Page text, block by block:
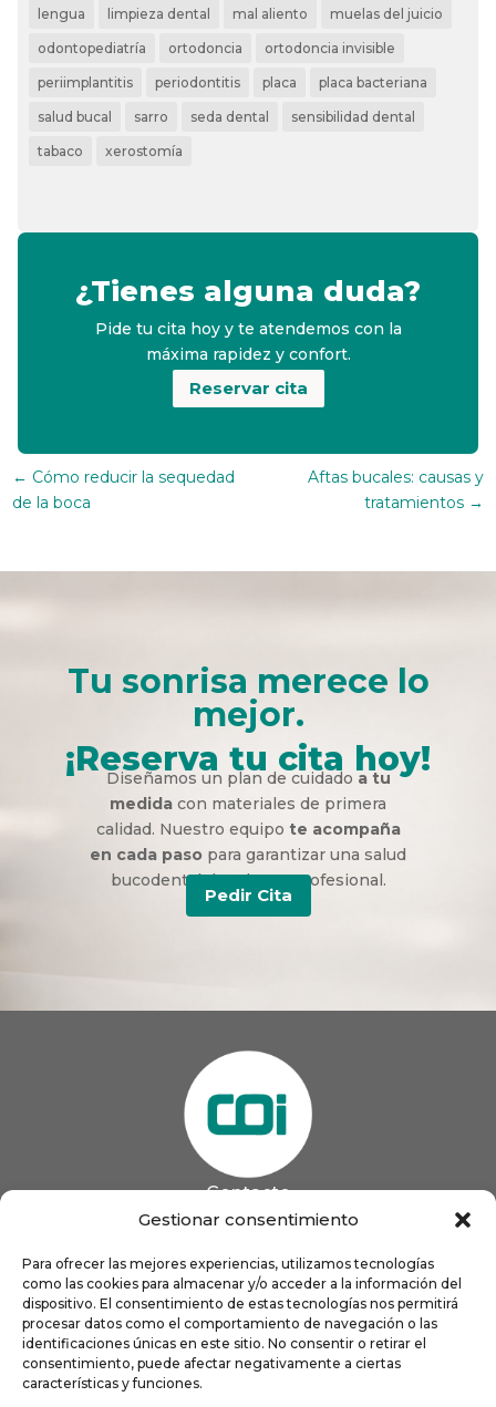
Gestionar consentimiento
Para ofrecer las mejores experiencias, utilizamos tecnologías
como las cookies para almacenar y/o acceder a la información del
dispositivo. El consentimiento de estas tecnologías nos permitirá
procesar datos como el comportamiento de navegación o las
identificaciones únicas en este sitio. No consentir o retirar el
consentimiento, puede afectar negativamente a ciertas
características y funciones.
lengua limpieza dental mal aliento muelas del juicio
odontopediatría ortodoncia ortodoncia invisible
periimplantitis periodontitis placa placa bacteriana
salud bucal sarro seda dental sensibilidad dental
tabaco xerostomía
¿Tienes alguna duda?
Pide tu cita hoy y te atendemos con la
máxima rapidez y confort.
Reservar cita
← Cómo reducir la sequedad
de la boca
Aftas bucales: causas y
tratamientos→
Tu sonrisa merece lo
mejor.
¡Reserva tu cita hoy!
Diseñamos un plan de cuidado a tu
medida con materiales de primera
calidad. Nuestro equipo te acompaña
en cada paso para garantizar una salud
bucodental duradera y profesional.
Pedir Cita
Contacto
 coigijon@gmail.com
Horario
Lun
9:00 a 13:00 - 16:00 a 21:00
Mar
9:00 a 13:00 - 16:00 a 20:00
Mié
9:00 a 14:00 - 16:00 a 19:00
Jue
9:00 a 13:00 - 16:00 a 19:00